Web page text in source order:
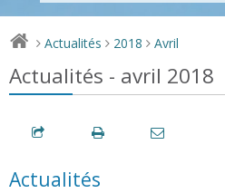
> Actualités > 2018 > Avril
Actualités - avril 2018
Actualités